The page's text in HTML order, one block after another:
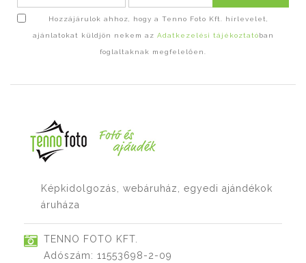
Hozzájárulok ahhoz, hogy a Tenno Foto Kft. hírlevelet,
ajánlatokat küldjön nekem az Adatkezelési tájékoztatóban
foglaltaknak megfelelően.
Képkidolgozás, webáruház, egyedi ajándékok
áruháza
TENNO FOTO KFT.
Adószám: 11553698-2-09